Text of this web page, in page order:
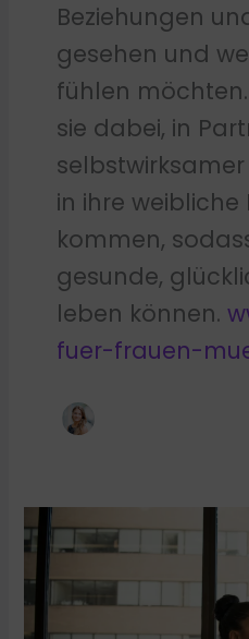
Beziehungen
gesehen und
fühlen
sie dabei, in
in ihre weibliche
kommen,
gesunde,
leben können.
fuer-frauen-